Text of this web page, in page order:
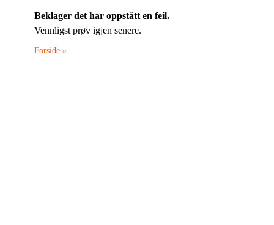
Beklager det har oppstått en feil.
Vennligst prøv igjen senere.
Forside »